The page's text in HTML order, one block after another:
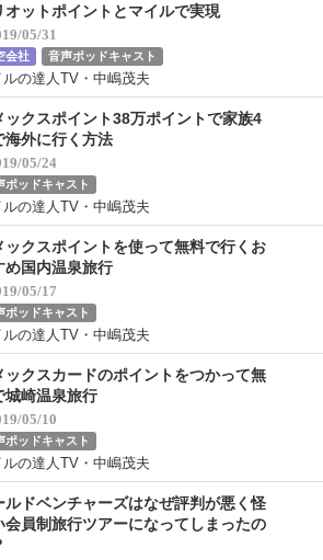
オットポイントとマイルで実現
05/31
会社 音声ポッドキャスト
ルの達人TV・中嶋茂夫
ックスポイント38万ポイントで家族4
海外に行く方法
05/24
ポッドキャスト
ルの達人TV・中嶋茂夫
ックスポイントを使って無料で行くお
め国内温泉旅行
05/17
ポッドキャスト
ルの達人TV・中嶋茂夫
ックスカードのポイントをつかって無
城崎温泉旅行
05/10
ポッドキャスト
ルの達人TV・中嶋茂夫
ルドベンチャーズはなぜ評判が悪く怪
会員制旅行ツアーになってしまったの